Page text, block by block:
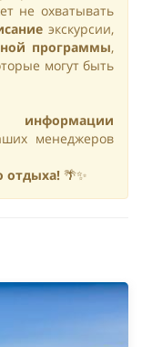
не охватывать
экскурсии,
программы,
могут быть
информации
менеджеров
отдыха! 🌴✨